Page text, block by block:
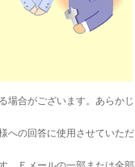
場合がございます。あらかじ
への回答に使用させていただ